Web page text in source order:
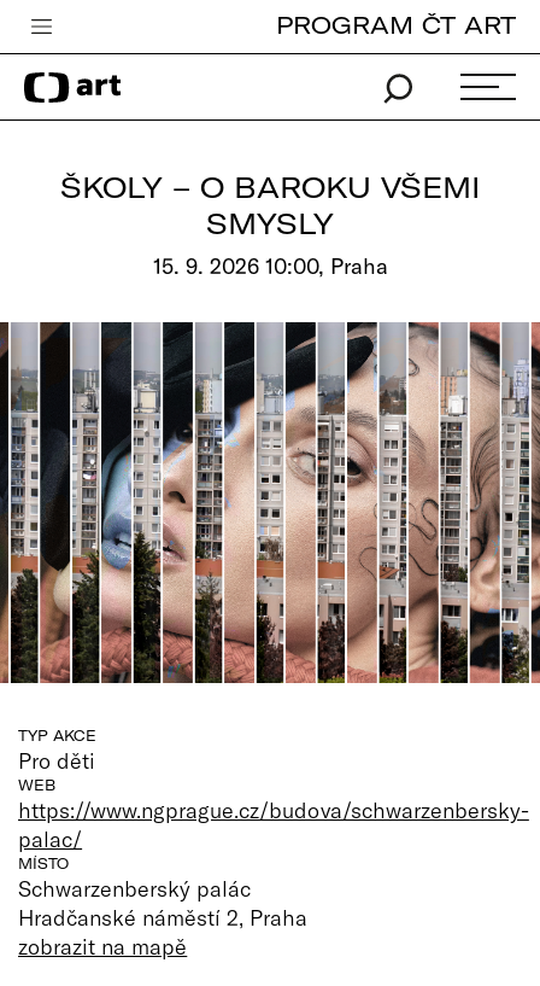
Česká televize
Zpravodajství
Vše o ČT
PROGRAM ČT ART
ŠKOLY – O BAROKU VŠEMI
SMYSLY
15. 9. 2026 10:00, Praha
TYP AKCE
Pro děti
WEB
https://www.ngprague.cz/budova/schwarzenbersky-
palac/
MÍSTO
Schwarzenberský palác
Hradčanské náměstí 2, Praha
zobrazit na mapě